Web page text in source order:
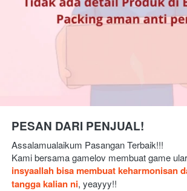
PESAN DARI PENJUAL!
Assalamualaikum Pasangan Terbaik!!!
insyaallah bisa membuat keharmonisan
tangga kalian ni, yeayyy!!